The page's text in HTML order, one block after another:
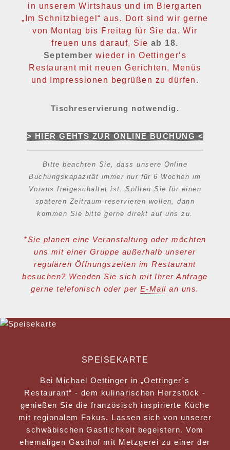
in unserem Wirtshaus und im Biergarten
„Im Schnitzbiegel“ aus. Dort sind wir gerne
von Montag bis Freitag für Sie da. Wir
freuen uns darauf, Sie ab 18.
September wieder in Oettinger‘s
Restaurant mit neuen Gerichten, Menüs
und Impressionen begrüßen zu dürfen.
Tischreservierung notwendig.
> HIER GEHTS ZUR ONLINE BUCHUNG <
Bitte beachten Sie, dass unsere Online
Buchungskapazität immer nur für 6 Wochen im
Voraus freigeschaltet ist.
Sollten Sie für einen
späteren Zeitraum reservieren wollen, dann
kommen Sie bitte gerne direkt auf uns zu.
*Sie planen eine Veranstaltung oder möchten
uns mit einer Gruppe außerhalb unserer
regulären Öffnungszeiten im Restaurant
besuchen? Wenden Sie sich mit Ihrer Anfrage
gerne telefonisch oder perE-Mail an uns.
SPEISEKARTE
Bei Michael Oettinger in „Oettinger´s
Restaurant“ - dem kulinarischen Herzstück -
genießen Sie die französisch inspirierte Küche
mit regionalem Fokus. Lassen sich von unserer
schwäbischen Gastlichkeit begeistern. Vom
ehemaligen Gasthof mit Metzgerei zu einer der